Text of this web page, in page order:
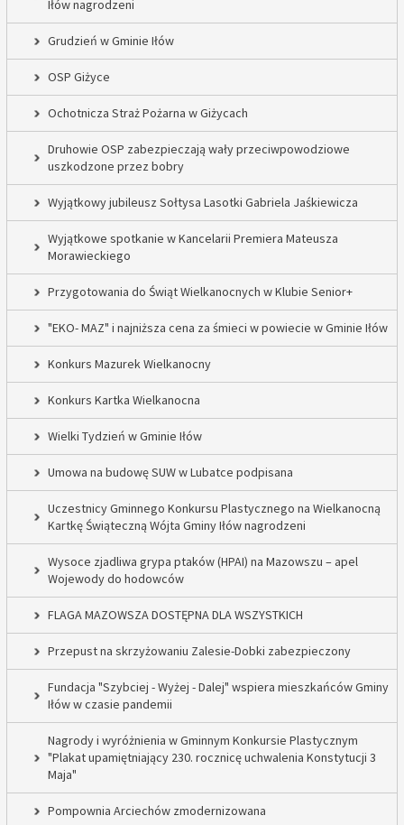
Iłów nagrodzeni
Grudzień w Gminie Iłów
OSP Giżyce
Ochotnicza Straż Pożarna w Giżycach
Druhowie OSP zabezpieczają wały przeciwpowodziowe
uszkodzone przez bobry
Wyjątkowy jubileusz Sołtysa Lasotki Gabriela Jaśkiewicza
Wyjątkowe spotkanie w Kancelarii Premiera Mateusza
Morawieckiego
Przygotowania do Świąt Wielkanocnych w Klubie Senior+
"EKO- MAZ" i najniższa cena za śmieci w powiecie w Gminie Iłów
Konkurs Mazurek Wielkanocny
Konkurs Kartka Wielkanocna
Wielki Tydzień w Gminie Iłów
Umowa na budowę SUW w Lubatce podpisana
Uczestnicy Gminnego Konkursu Plastycznego na Wielkanocną
Kartkę Świąteczną Wójta Gminy Iłów nagrodzeni
Wysoce zjadliwa grypa ptaków (HPAI) na Mazowszu – apel
Wojewody do hodowców
FLAGA MAZOWSZA DOSTĘPNA DLA WSZYSTKICH
Przepust na skrzyżowaniu Zalesie-Dobki zabezpieczony
Fundacja "Szybciej - Wyżej - Dalej" wspiera mieszkańców Gminy
Iłów w czasie pandemii
Nagrody i wyróżnienia w Gminnym Konkursie Plastycznym
"Plakat upamiętniający 230. rocznicę uchwalenia Konstytucji 3
Maja"
Pompownia Arciechów zmodernizowana